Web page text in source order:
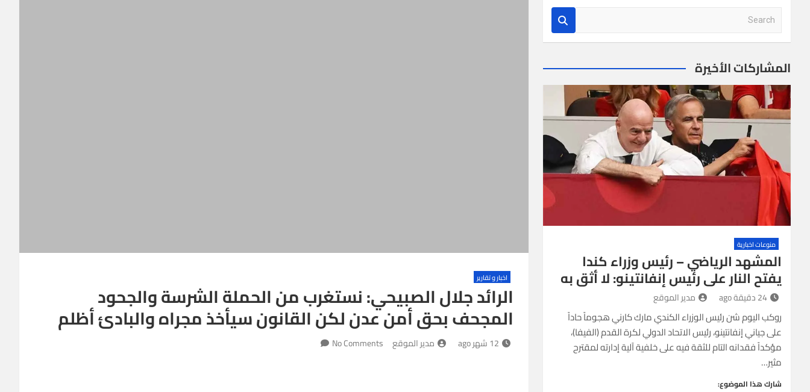
اخبار و تقارير
الرائد جلال الصبيحي: نستغرب من الحملة الشرسة والجحود
المجحف بحق أمن عدن لكن القانون سيأخذ مجراه والبادئ أظلم
12 شهر ago مدير الموقع No Comments
a
c
h
المشاركات الأخيرة
منوعات اخبارية
المشهد الرياضي – رئيس وزراء كندا
يفتح النار على رئيس إنفانتينو: لا أثق به
24 دقيقة ago مدير الموقع
روكب اليوم شن رئيس الوزراء الكندي مارك كارني هجوماً حاداً
على جياني إنفانتينو، رئيس الاتحاد الدولي لكرة القدم (الفيفا)،
مؤكداً فقدانه التام للثقة فيه على خلفية آلية إدارته لمقترح
مثير…
شارك هذا الموضوع: